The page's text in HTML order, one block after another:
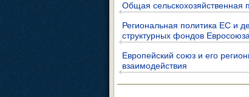
Общая сельскохозяйственная
Региональная политика ЕС и
структурных фондов Евросоюза
Европейский союз и его
взаимодействия